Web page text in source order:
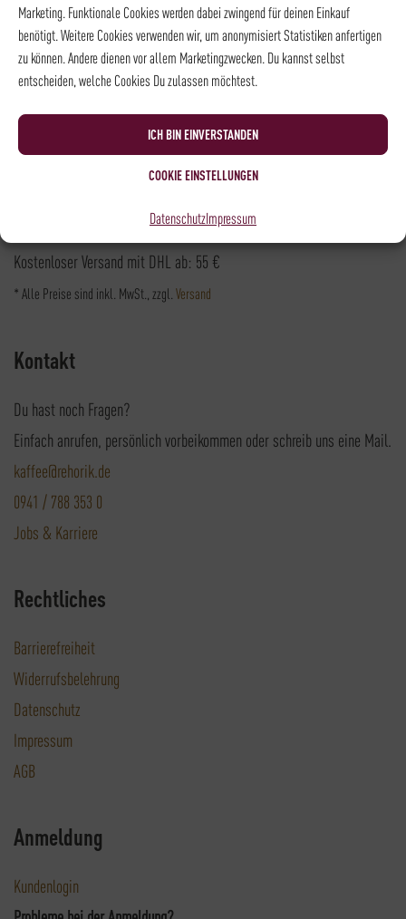
Marketing. Funktionale Cookies werden dabei zwingend für deinen Einkauf
benötigt. Weitere Cookies verwenden wir, um anonymisiert Statistiken anfertigen
zu können. Andere dienen vor allem Marketingzwecken. Du kannst selbst
entscheiden, welche Cookies Du zulassen möchtest.
ICH BIN EINVERSTANDEN
COOKIE EINSTELLUNGEN
DatenschutzImpressum
Versandkosten DHL: 6,5 €
Kostenloser Versand mit DHL ab: 55 €
* Alle Preise sind inkl. MwSt., zzgl. Versand
Kontakt
Du hast noch Fragen?
Einfach anrufen, persönlich vorbeikommen oder schreib uns eine Mail.
kaffee@rehorik.de
0941 / 788 353 0
Jobs & Karriere
Rechtliches
Barrierefreiheit
Widerrufsbelehrung
Datenschutz
Impressum
AGB
Anmeldung
Kundenlogin